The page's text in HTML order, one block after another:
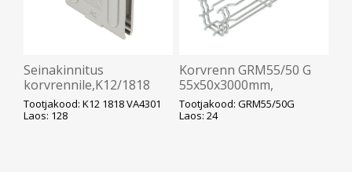
Seinakinnitus
korvrennile,K12/1818
A2,50x50mm,
roostevaba, OBO
Tootjakood: K12 1818 VA4301
Laos: 128
Korvrenn GRM55/50 G
55x50x3000mm,
kiirjätkuga, OBO
Tootjakood: GRM55/50G
Laos: 24